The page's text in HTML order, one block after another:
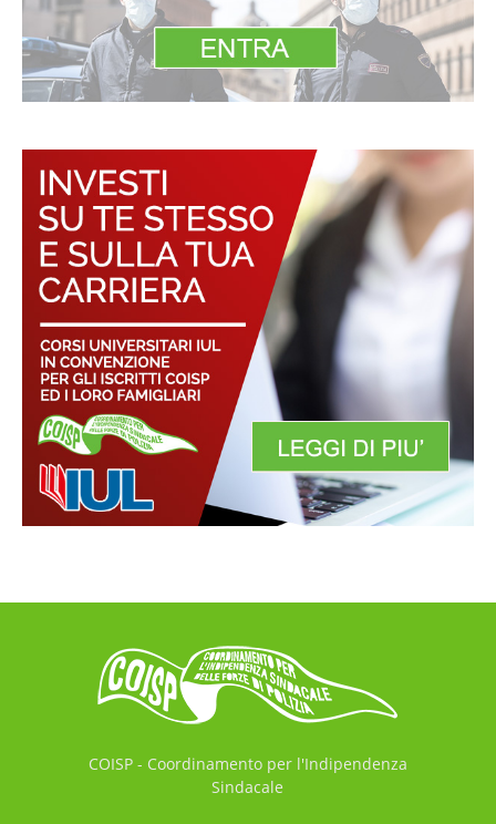
COISP - Coordinamento per l'Indipendenza
Sindacale